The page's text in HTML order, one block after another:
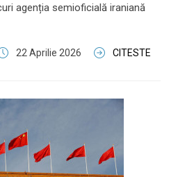
agenția semioficială iraniană
22 Aprilie 2026 CITESTE